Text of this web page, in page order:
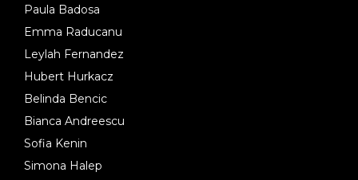
Paula Badosa
Emma Raducanu
Leylah Fernandez
Hubert Hurkacz
Belinda Bencic
Bianca Andreescu
Sofia Kenin
Simona Halep